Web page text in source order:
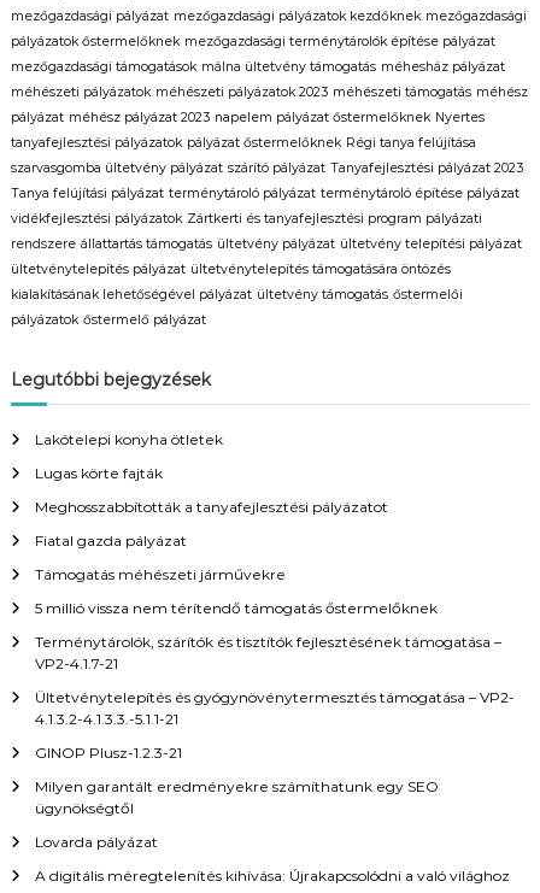
mezőgazdasági pályázat mezőgazdasági pályázatok kezdőknek mezőgazdasági
pályázatok őstermelőknek mezőgazdasági terménytárolók építése pályázat
mezőgazdasági támogatások málna ültetvény támogatás méhesház pályázat
méhészeti pályázatok méhészeti pályázatok 2023 méhészeti támogatás méhész
pályázat méhész pályázat 2023 napelem pályázat őstermelőknek Nyertes
tanyafejlesztési pályázatok pályázat őstermelőknek Régi tanya felújítása
szarvasgomba ültetvény pályázat szárító pályázat Tanyafejlesztési pályázat 2023
Tanya felújítási pályázat terménytároló pályázat terménytároló építése pályázat
vidékfejlesztési pályázatok Zártkerti és tanyafejlesztési program pályázati
rendszere állattartás támogatás ültetvény pályázat ültetvény telepítési pályázat
ültetvénytelepítés pályázat ültetvénytelepítés támogatására öntözés
kialakításának lehetőségével pályázat ültetvény támogatás őstermelői
pályázatok őstermelő pályázat
Legutóbbi bejegyzések
Lakótelepi konyha ötletek
Lugas körte fajták
Meghosszabbították a tanyafejlesztési pályázatot
Fiatal gazda pályázat
Támogatás méhészeti járművekre
5 millió vissza nem térítendő támogatás őstermelőknek
Terménytárolók, szárítók és tisztítók fejlesztésének támogatása –
VP2-4.1.7-21
Ültetvénytelepítés és gyógynövénytermesztés támogatása – VP2-
4.1.3.2-4.1.3.3.-5.1.1-21
GINOP Plusz-1.2.3-21
Milyen garantált eredményekre számíthatunk egy SEO
ügynökségtől
Lovarda pályázat
A digitális méregtelenítés kihívása: Újrakapcsolódni a való világhoz